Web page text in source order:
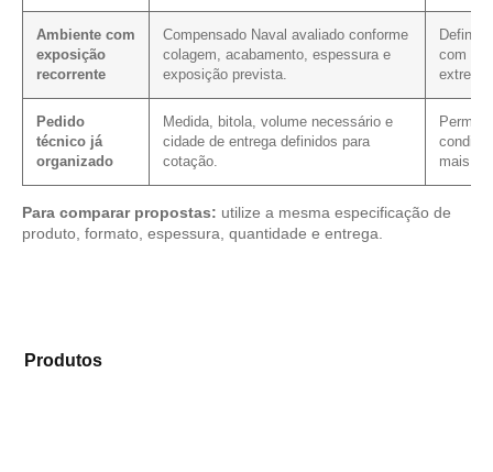
Ambiente com
exposição
recorrente
Compensado Naval avaliado conforme
colagem, acabamento, espessura e
exposição prevista.
Define
com
Pedido
técnico já
organizado
Medida, bitola, volume necessário e
cidade de entrega definidos para
cotação.
mais
Para comparar propostas: utilize a mesma especificação de
produto, formato, espessura, quantidade e entrega.
Produtos